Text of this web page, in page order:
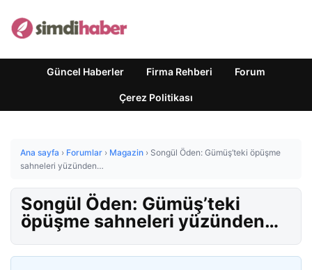
Güncel Haberler Firma Rehberi Forum
Çerez Politikası
Ana sayfa › Forumlar › Magazin › Songül Öden: Gümüş’teki öpüşme
sahneleri yüzünden…
Songül Öden: Gümüş’teki
öpüşme sahneleri yüzünden…